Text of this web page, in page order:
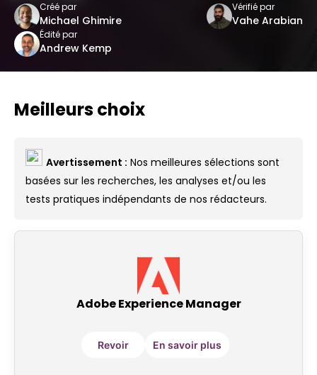
Créé par
Michael Ghimire
Vérifié par
Vahe Arabian
Édité par
Andrew Kemp
Meilleurs choix
Avertissement : Nos meilleures sélections sont
basées sur les recherches, les analyses et/ou les
tests pratiques indépendants de nos rédacteurs.
Adobe Experience Manager
Revoir En savoir plus